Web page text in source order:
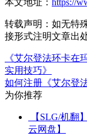
本文地址： https://
转载声明： 如无特
接形式注明文章出处
《艾尔登法环卡在
实用技巧》
如何注册《艾尔登
为你推荐
【SLG/机翻
云网盘】